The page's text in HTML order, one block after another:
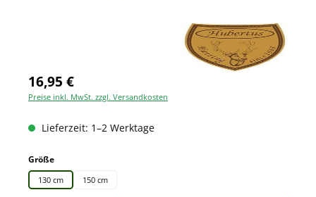
16,95 €
Preise inkl. MwSt. zzgl. Versandkosten
Lieferzeit: 1–2 Werktage
Größeauswählen
130 cm 150 cm